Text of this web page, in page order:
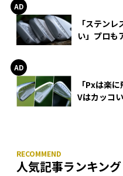
「ステン
い」プロも
「Pxは楽
Vはカッコ
人気記事ランキング